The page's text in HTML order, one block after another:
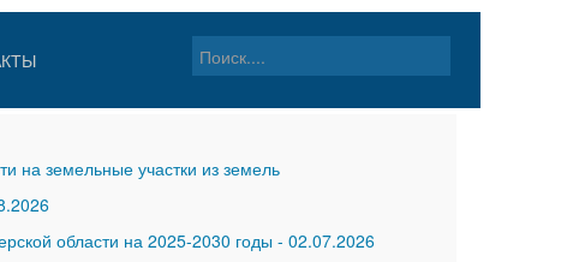
на земельные участки из земель
области на 2025-2030 годы - 02.07.2026